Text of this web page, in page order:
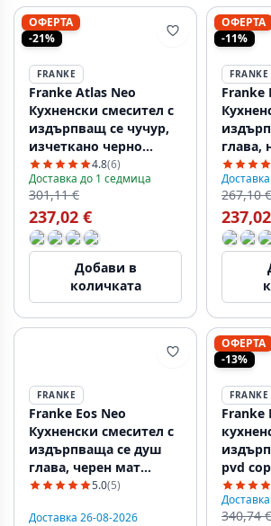
ОФЕРТА
-21%
FRANKE
Franke Atlas Neo
Кухненски смесител с
издърпващ се чучур,
изчеткано черно
115.0550.427
4.8(6)
Доставка до 1 седмица
301,11 €
237,02 €
Добави в
количката
ОФЕРТА
-11%
FRANKE
Franke
глава,
267,10 €
FRANKE
Franke Eos Neo
Кухненски смесител с
издърпваща се душ
глава, черен мат
115.0613.671
5.0(5)
Доставка 26-08-2026
ОФЕРТА
-13%
FRANKE
Franke
pvd
340,74 €